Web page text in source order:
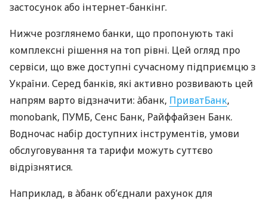
застосунок або інтернет-банкінг.
Нижче розглянемо банки, що пропонують такі
комплексні рішення на топ рівні. Цей огляд про
сервіси, що вже доступні сучасному підприємцю з
України. Серед банків, які активно розвивають цей
напрям варто відзначити: àбанк, ПриватБанк,
monobank, ПУМБ, Сенс Банк, Райффайзен Банк.
Водночас набір доступних інструментів, умови
обслуговування та тарифи можуть суттєво
відрізнятися.
Наприклад, в àбанк об’єднали рахунок для